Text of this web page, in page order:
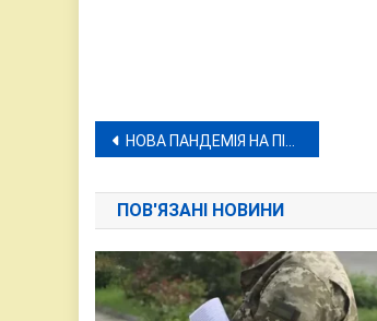
Навігація
записів
НОВА ПАНДЕМІЯ НА ПІДХОДІ
ПОВ'ЯЗАНІ НОВИНИ